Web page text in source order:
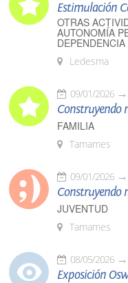
Estimulación
OTRAS
AUTONOMÍA
DEPENDENCIA
Ledesma
09/01/2026
Construyendo
FAMILIA
Tamames
09/01/2026
Construyendo
JUVENTUD
Tamames
08/05/2026
Exposición